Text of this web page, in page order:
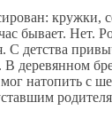
кружки,
бывает. Нет.
С детства
В деревянном
натопить с